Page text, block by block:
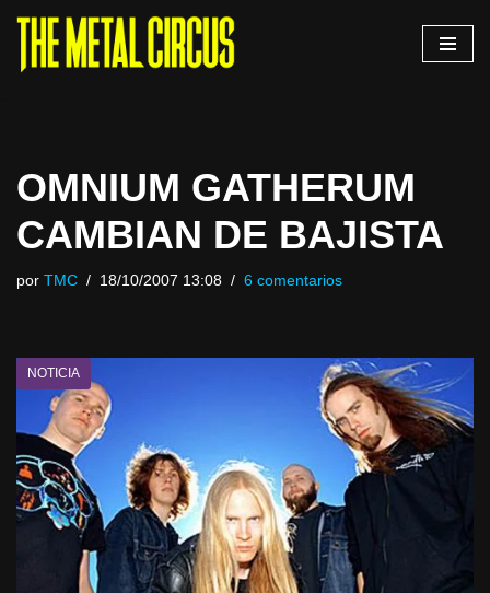
Saltar
OMNIUM GATHERUM
CAMBIAN DE BAJISTA
por TMC 18/10/2007 13:08 6 comentarios
NOTICIA